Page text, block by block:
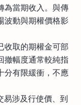
為當期收入。與傳
波動與期權價格影
收取的期權金可部
撤幅度通常較純指
分有限緩衝，不應
易涉及行使價、到